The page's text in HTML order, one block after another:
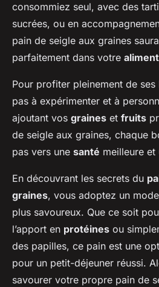
consommiez seul, avec des
sucrées, ou en
pain de seigle aux graines
parfaitement dans votre
Pour profiter pleinement de ses
pas à expérimenter et à
ajoutant vos graines et fruits
de seigle aux graines, chaque
pas vers une santé meilleure et
En découvrant les secrets du
graines, vous adoptez un
plus savoureux. Que ce soit
l’apport en protéines ou
des papilles, ce pain est une
pour un petit-déjeuner réussi.
savourer votre propre pain de